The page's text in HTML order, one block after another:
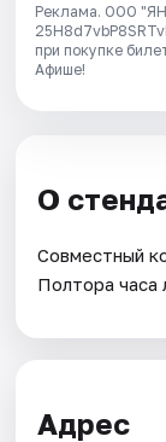
Реклама. ООО
при покупке
Афише!
О
Совместный
Полтора часа
Адрес